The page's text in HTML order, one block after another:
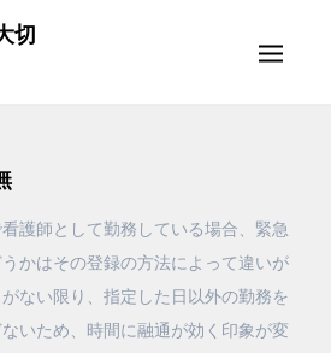
切
護師として勤務している場合、緊急
かはその登録の方法によって違いが
ない限り、指定した日以外の勤務を
いため、時間に融通が効く印象が変